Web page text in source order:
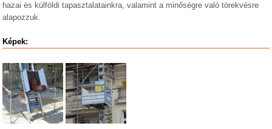
hazai és külföldi tapasztalatainkra, valamint a minőségre való törekvésre
alapozzuk.
Képek: